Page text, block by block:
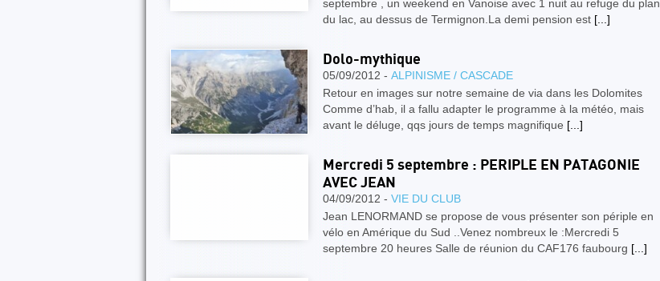
septembre , un weekend en Vanoise avec 1 nuit au refuge du plan
du lac, au dessus de Termignon.La demi pension est [...]
Dolo-mythique
05/09/2012 - ALPINISME / CASCADE
Retour en images sur notre semaine de via dans les Dolomites
Comme d’hab, il a fallu adapter le programme à la météo, mais
avant le déluge, qqs jours de temps magnifique [...]
Mercredi 5 septembre : PERIPLE EN PATAGONIE
AVEC JEAN
04/09/2012 - VIE DU CLUB
Jean LENORMAND se propose de vous présenter son périple en
vélo en Amérique du Sud ..Venez nombreux le :Mercredi 5
septembre 20 heures Salle de réunion du CAF176 faubourg [...]